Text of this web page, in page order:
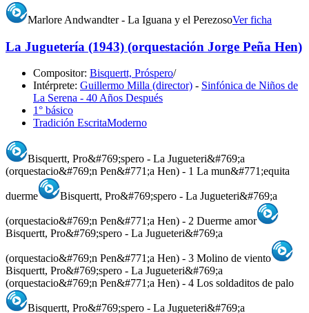
Marlore Andwandter - La Iguana y el PerezosoVer ficha
La Juguetería (1943) (orquestación Jorge Peña Hen)
Compositor: Bisquertt, Próspero/
Intérprete: Guillermo Milla (director) - Sinfónica de Niños de
La Serena - 40 Años Después
1° básico
Tradición EscritaModerno
Bisquertt, Pro&#769;spero - La Jugueteri&#769;a
(orquestacio&#769;n Pen&#771;a Hen) - 1 La mun&#771;equita
duerme Bisquertt, Pro&#769;spero - La Jugueteri&#769;a
(orquestacio&#769;n Pen&#771;a Hen) - 2 Duerme amor
Bisquertt, Pro&#769;spero - La Jugueteri&#769;a
(orquestacio&#769;n Pen&#771;a Hen) - 3 Molino de viento
Bisquertt, Pro&#769;spero - La Jugueteri&#769;a
(orquestacio&#769;n Pen&#771;a Hen) - 4 Los soldaditos de palo
Bisquertt, Pro&#769;spero - La Jugueteri&#769;a